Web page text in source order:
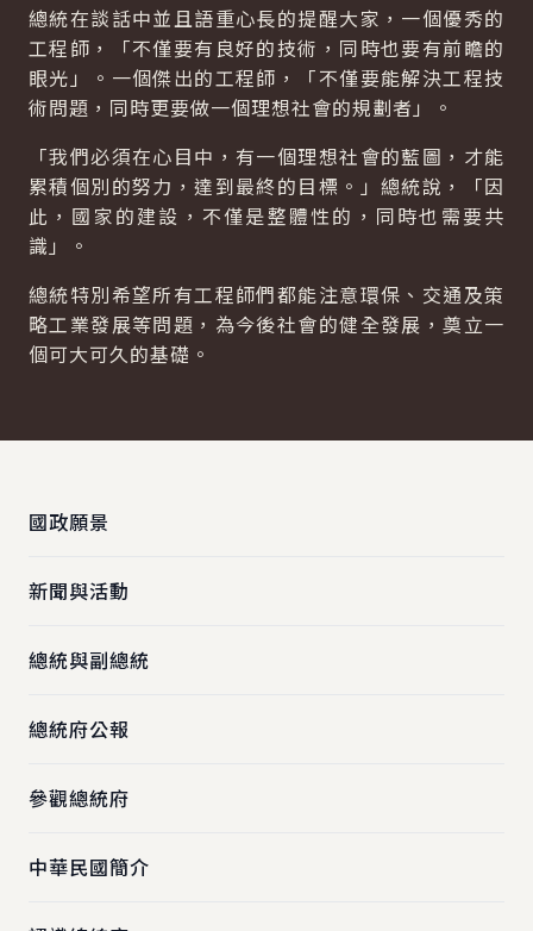
總統在談話中並且語重心長的提醒大家，一個優秀的
工程師，「不僅要有良好的技術，同時也要有前瞻的
眼光」。一個傑出的工程師，「不僅要能解決工程技
術問題，同時更要做一個理想社會的規劃者」。
「我們必須在心目中，有一個理想社會的藍圖，才能
累積個別的努力，達到最終的目標。」總統說，「因
此，國家的建設，不僅是整體性的，同時也需要共
識」。
總統特別希望所有工程師們都能注意環保、交通及策
略工業發展等問題，為今後社會的健全發展，奠立一
個可大可久的基礎。
國政願景
新聞與活動
總統與副總統
總統府公報
參觀總統府
中華民國簡介